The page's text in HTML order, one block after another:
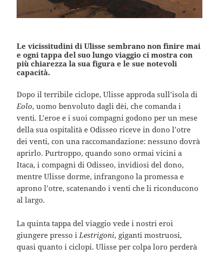
Le vicissitudini di Ulisse sembrano non finire mai
e ogni tappa del suo lungo viaggio ci mostra con
più chiarezza la sua figura e le sue notevoli
capacità.
Dopo il terribile ciclope, Ulisse approda sull’isola di
Eolo, uomo benvoluto dagli dèi, che comanda i
venti. L’eroe e i suoi compagni godono per un mese
della sua ospitalità e Odisseo riceve in dono l’otre
dei venti, con una raccomandazione: nessuno dovrà
aprirlo. Purtroppo, quando sono ormai vicini a
Itaca, i compagni di Odisseo, invidiosi del dono,
mentre Ulisse dorme, infrangono la promessa e
aprono l’otre, scatenando i venti che li riconducono
al largo.
La quinta tappa del viaggio vede i nostri eroi
giungere presso iLestrigoni, giganti mostruosi,
quasi quanto i ciclopi. Ulisse per colpa loro perderà